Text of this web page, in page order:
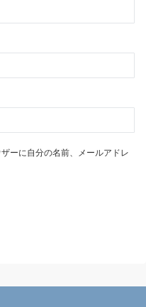
ーに自分の名前、メールアドレ